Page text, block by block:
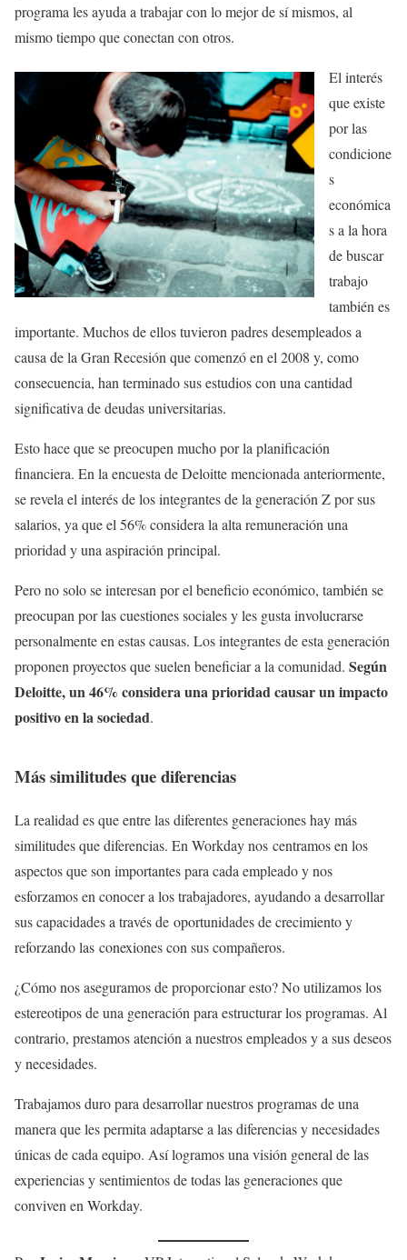
programa les ayuda a trabajar con lo mejor de sí mismos, al
mismo tiempo que conectan con otros.
El interés
que existe
por las
condicione
s
económica
s a la hora
de buscar
trabajo
también es
importante. Muchos de ellos tuvieron padres desempleados a
causa de la Gran Recesión que comenzó en el 2008 y, como
consecuencia, han terminado sus estudios con una cantidad
significativa de deudas universitarias.
Esto hace que se preocupen mucho por la planificación
financiera. En la encuesta de Deloitte mencionada anteriormente,
se revela el interés de los integrantes de la generación Z por sus
salarios, ya que el 56% considera la alta remuneración una
prioridad y una aspiración principal.
Pero no solo se interesan por el beneficio económico, también se
preocupan por las cuestiones sociales y les gusta involucrarse
personalmente en estas causas. Los integrantes de esta generación
proponen proyectos que suelen beneficiar a la comunidad. Según
Deloitte, un 46% considera una prioridad causar un impacto
positivo en la sociedad.
Más similitudes que diferencias
La realidad es que entre las diferentes generaciones hay más
similitudes que diferencias. En Workday nos centramos en los
aspectos que son importantes para cada empleado y nos
esforzamos en conocer a los trabajadores, ayudando a desarrollar
sus capacidades a través de oportunidades de crecimiento y
reforzando las conexiones con sus compañeros.
¿Cómo nos aseguramos de proporcionar esto? No utilizamos los
estereotipos de una generación para estructurar los programas. Al
contrario, prestamos atención a nuestros empleados y a sus deseos
y necesidades.
Trabajamos duro para desarrollar nuestros programas de una
manera que les permita adaptarse a las diferencias y necesidades
únicas de cada equipo. Así logramos una visión general de las
experiencias y sentimientos de todas las generaciones que
conviven en Workday.